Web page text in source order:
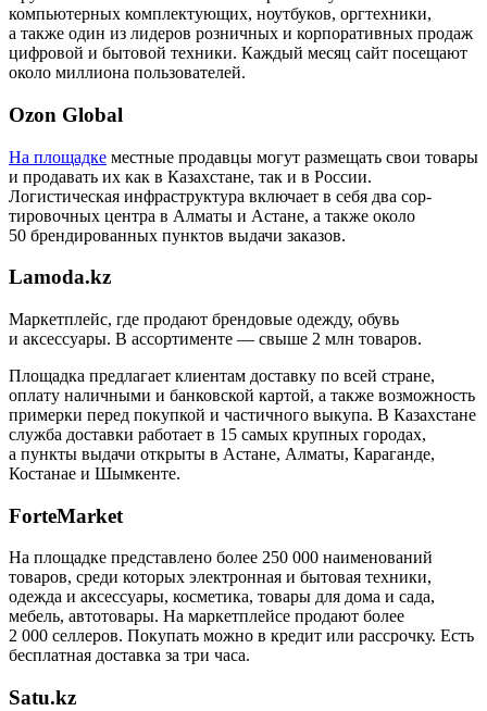
компьютерных комплектующих, ноутбуков, оргтехники,
а также один из лидеров розничных и корпоративных продаж
цифровой и бытовой техники. Каждый месяц сайт посещают
около миллиона пользователей.
Ozon Global
На площадке местные продавцы могут размещать свои товары
и продавать их как в Казахстане, так и в России.
Логистическая инфраструктура включает в себя два сор­
тировочных центра в Алматы и Астане, а также около
50 брендированных пунктов выдачи заказов.
Lamoda.kz
Маркетплейс, где продают брендовые одежду, обувь
и аксессуары. В ассортименте — свыше 2 млн товаров.
Площадка предлагает клиентам доставку по всей стране,
оплату наличными и банковской картой, а также возможность
примерки перед покупкой и частичного выкупа. В Казахстане
служба доставки работает в 15 самых крупных городах,
а пункты выдачи открыты в Астане, Алматы, Караганде,
Костанае и Шымкенте.
ForteMarket
На площадке представлено более 250 000 наименований
товаров, среди которых электронная и бытовая техники,
одежда и аксессуары, косметика, товары для дома и сада,
мебель, автотовары. На маркетплейсе продают более
2 000 селлеров. Покупать можно в кредит или рассрочку. Есть
бесплатная доставка за три часа.
Satu.kz